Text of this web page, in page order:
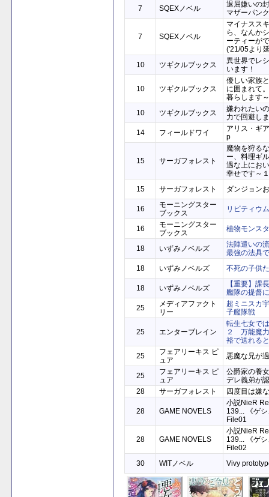
7
SQEXノベル
退屈嫌いの
マザーパン
7 SQEXノベル
マイナスス
ら、なんか
ーティーが
('21/05より
10
ツギクルブックス
異世界でレ
います！
10 ツギクルブックス
優しい家族
に囲まれて
暮らします～
10
ツギクルブックス
嫌われたい
力で回避し
14
フィールドワイ
アリス・ギ
p
15 サーガフォレスト
魔物を狩る
ー、料理ギ
遇な上にお
幸せです～１
15
サーガフォレスト ダンジョン
16
モーニングスター
ブックス
リビティウ
16
モーニングスター
ブックス
植物モンス
18 いずみノベルズ
法陣遣いの
最強の法具
18
いずみノベルズ 不死の子供
18 いずみノベルズ
【重要】課
艦隊の提督
25
メディアファクト
リー
超ミニスカ
子艦隊戦
25 エンターブレイン
転生七女で
２ 万能魔
裕で送れる
25
フェアリーキス ピ
ュア
悪魔な兄が
25
フェアリーキス ピ
ュア
公爵家の養
デレ義弟が
28
サーガフォレスト 四度目は嫌
28 GAME NOVELS
小説NieR
139... 《ゲ
File01
28 GAME NOVELS
小説NieR
139... 《ゲ
File02
‎30
WITノベル Vivy